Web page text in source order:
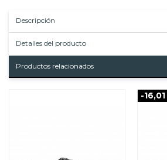
Descripción
Detalles del producto
Productos relacionados
-